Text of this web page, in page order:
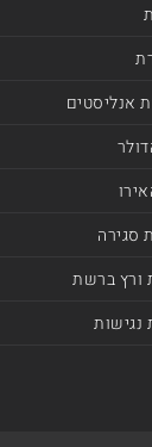
אנליסטים
סגירה
ורץ ברשת
נגישות